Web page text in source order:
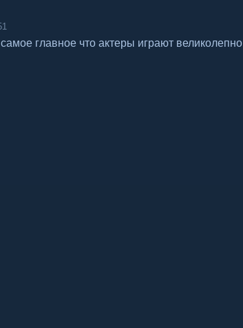
главное что актеры играют великолепно